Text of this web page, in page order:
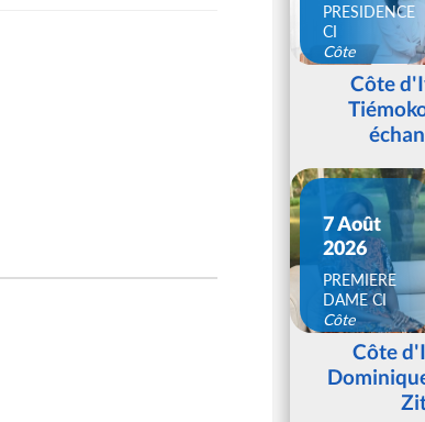
PRESIDENCE
CI
Côte
d'IvoireCôte
7 Août
2026
PREMIERE
DAME CI
Côte
d'IvoireCôte